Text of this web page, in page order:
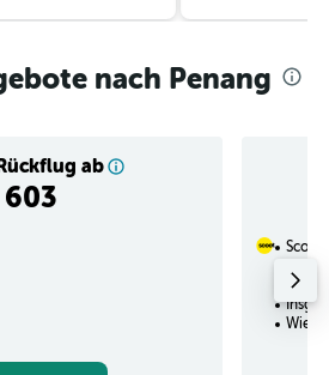
nach Penang
ab
Scoot
1
Wien